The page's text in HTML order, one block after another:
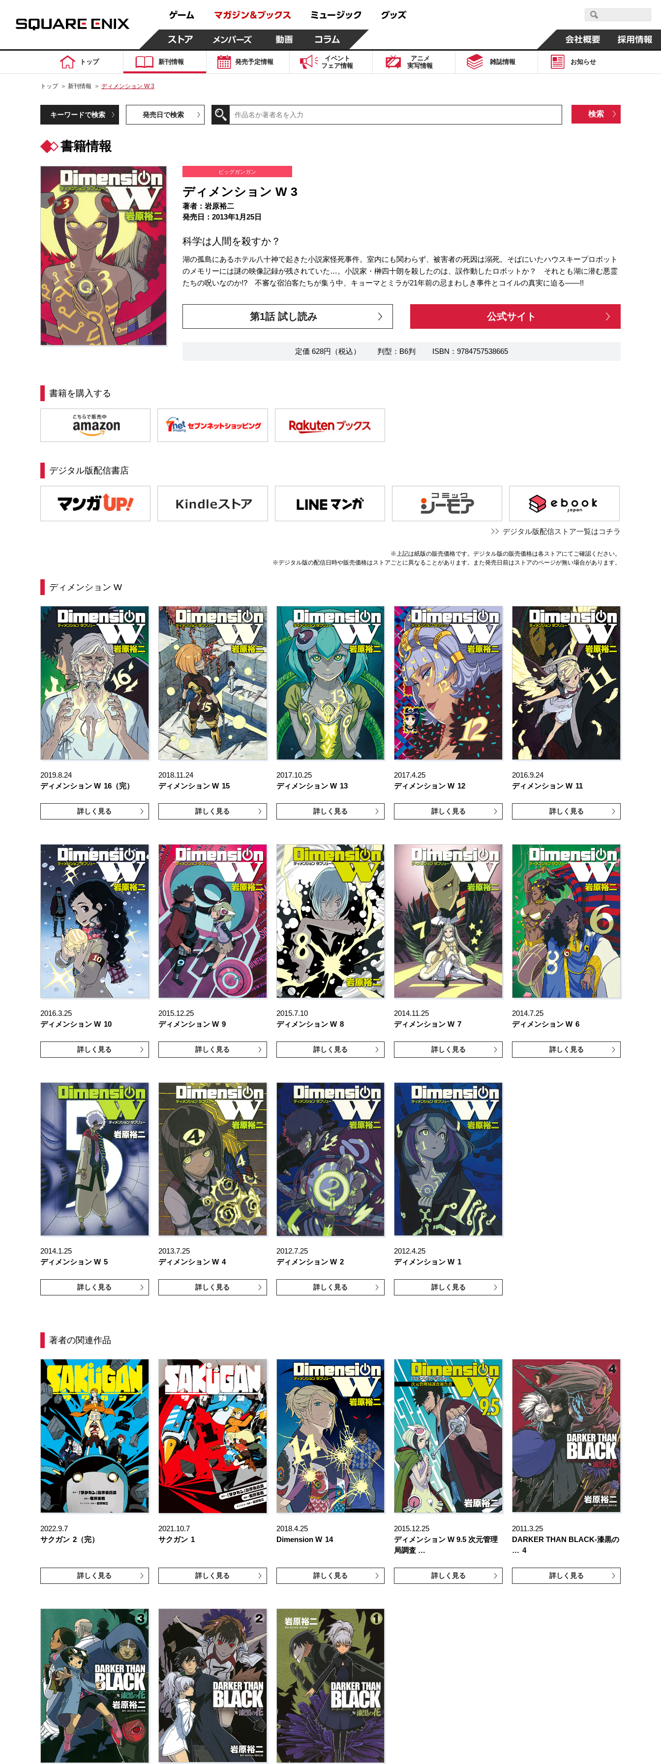
トップ 新刊情報 発売予定情報
イベント
フェア情報
アニメ
実写情報
雑誌情報 お知らせ
トップ ＞ 新刊情報 ＞ ディメンション W 3
キーワードで検索 発売日で検索
書籍情報
ビッグガンガン
ディメンション W 3
著者：岩原裕二
発売日：2013年1月25日
科学は人間を殺すか？
湖の孤島にあるホテル八十神で起きた小説家怪死事件。室内にも関わらず、被害者の死因は溺死。そばにいたハウスキープロボット
のメモリーには謎の映像記録が残されていた…。小説家・榊四十朗を殺したのは、誤作動したロボットか？ それとも湖に潜む悪霊
たちの呪いなのか!? 不審な宿泊客たちが集う中、キョーマとミラが21年前の忌まわしき事件とコイルの真実に迫る――!!
第1話 試し読み 公式サイト
定価 628円（税込） 判型：B6判 ISBN：9784757538665
書籍を購入する
デジタル版配信書店
デジタル版配信ストア一覧はコチラ
※上記は紙版の販売価格です。デジタル版の販売価格は各ストアにてご確認ください。
※デジタル版の配信日時や販売価格はストアごとに異なることがあります。また発売日前はストアのページが無い場合があります。
ディメンション W
2019.8.24
ディメンション W 16（完）
詳しく見る
2018.11.24
ディメンション W 15
詳しく見る
2017.10.25
ディメンション W 13
詳しく見る
2017.4.25
ディメンション W 12
詳しく見る
2016.9.24
ディメンション W 11
詳しく見る
2016.3.25
ディメンション W 10
詳しく見る
2015.12.25
ディメンション W 9
詳しく見る
2015.7.10
ディメンション W 8
詳しく見る
2014.11.25
ディメンション W 7
詳しく見る
2014.7.25
ディメンション W 6
詳しく見る
2014.1.25
ディメンション W 5
詳しく見る
2013.7.25
ディメンション W 4
詳しく見る
2012.7.25
ディメンション W 2
詳しく見る
2012.4.25
ディメンション W 1
詳しく見る
著者の関連作品
2022.9.7
サクガン 2（完）
詳しく見る
2021.10.7
サクガン 1
詳しく見る
2018.4.25
Dimension W 14
詳しく見る
2015.12.25
ディメンション W 9.5 次元管理
局調査 …
詳しく見る
2011.3.25
DARKER THAN BLACK-漆黒の
… 4
詳しく見る